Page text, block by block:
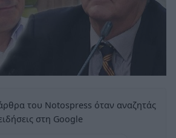
του Notospress όταν αναζητάς
στη Google